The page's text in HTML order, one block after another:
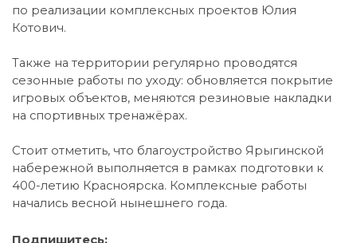
по реализации комплексных проектов Юлия
Котович.
Также на территории регулярно проводятся
сезонные работы по уходу: обновляется покрытие
игровых объектов, меняются резиновые накладки
на спортивных тренажёрах.
Стоит отметить, что благоустройство Ярыгинской
набережной выполняется в рамках подготовки к
400-летию Красноярска. Комплексные работы
начались весной нынешнего года.
Подпишитесь: